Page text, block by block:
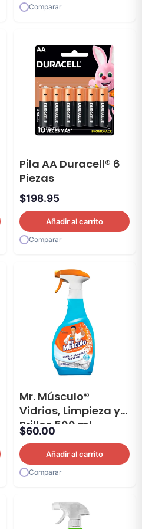
Comparar
Pila AA Duracell® 6
Piezas
$198.95
Añadir al carrito
Comparar
Mr. Músculo®
Vidrios, Limpieza y
Brillos 500 ml
$60.00
Añadir al carrito
Comparar